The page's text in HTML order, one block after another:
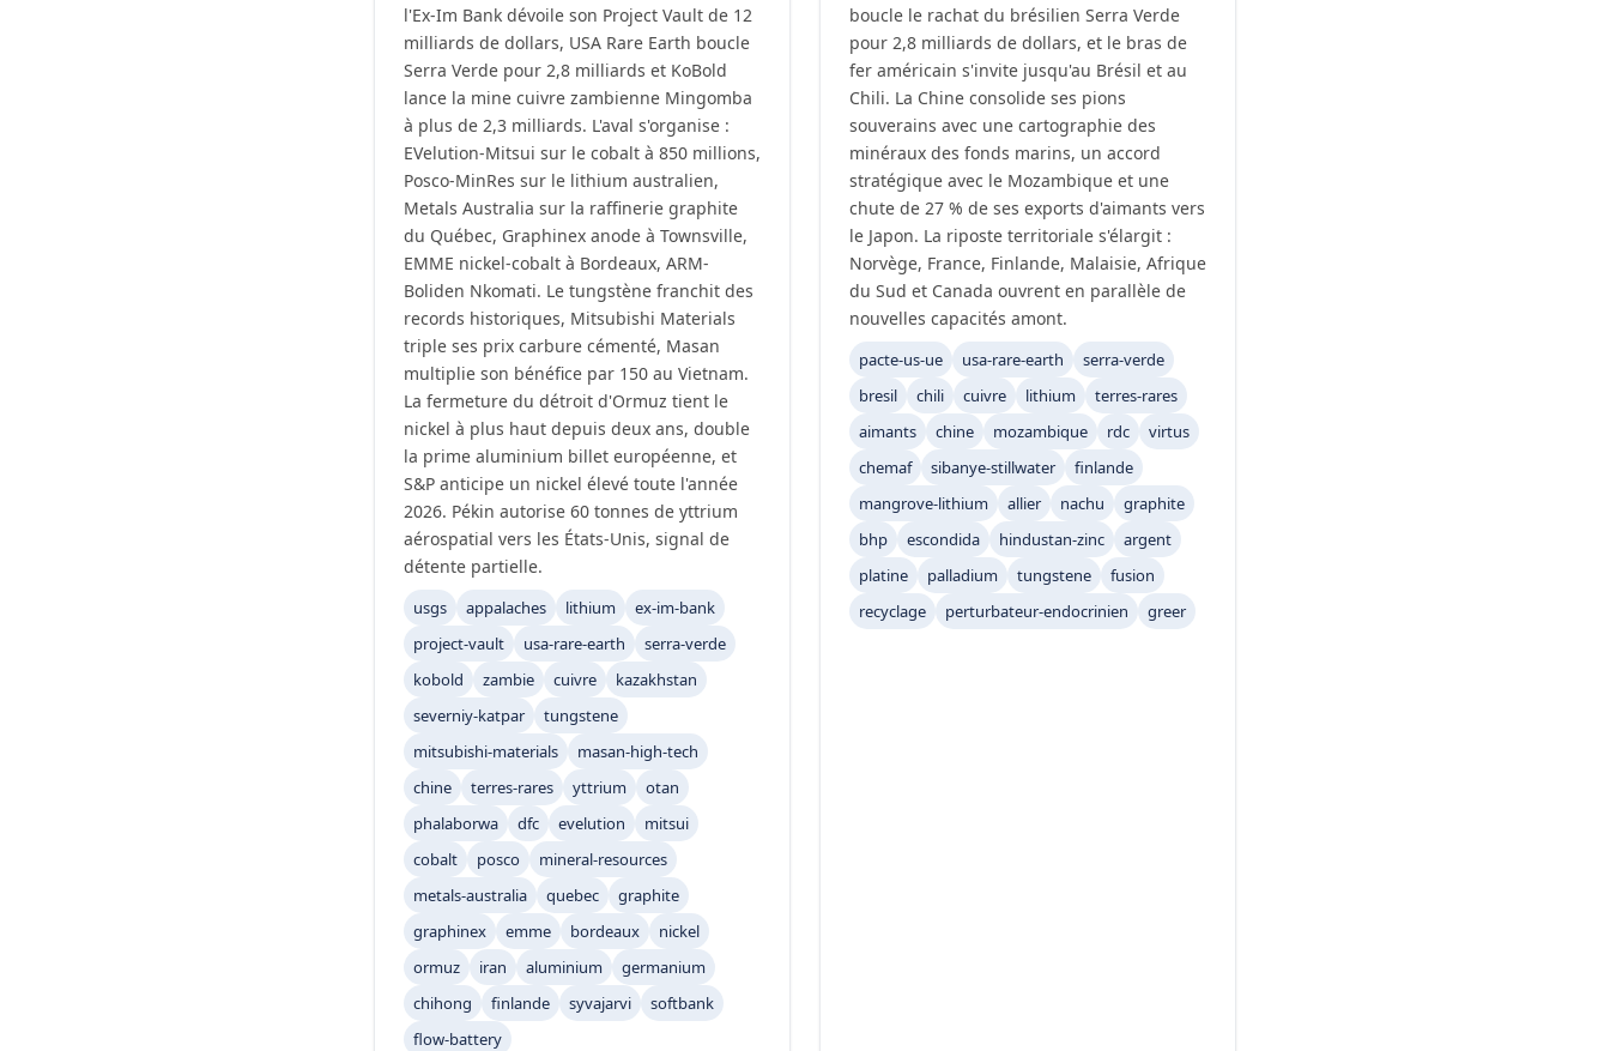
l'Ex-Im Bank dévoile son Project Vault de 12
milliards de dollars, USA Rare Earth boucle
Serra Verde pour 2,8 milliards et KoBold
lance la mine cuivre zambienne Mingomba
à plus de 2,3 milliards. L'aval s'organise :
EVelution-Mitsui sur le cobalt à 850 millions,
Posco-MinRes sur le lithium australien,
Metals Australia sur la raffinerie graphite
du Québec, Graphinex anode à Townsville,
EMME nickel-cobalt à Bordeaux, ARM-
Boliden Nkomati. Le tungstène franchit des
records historiques, Mitsubishi Materials
triple ses prix carbure cémenté, Masan
multiplie son bénéfice par 150 au Vietnam.
La fermeture du détroit d'Ormuz tient le
nickel à plus haut depuis deux ans, double
la prime aluminium billet européenne, et
S&P anticipe un nickel élevé toute l'année
2026. Pékin autorise 60 tonnes de yttrium
aérospatial vers les États-Unis, signal de
détente partielle.
usgs appalaches lithium
ex-im-bank
project-vault
usa-rare-earth
serra-verde
kobold
zambie cuivre
kazakhstan
severniy-katpar
tungstene
mitsubishi-materials
masan-high-tech
chine
terres-rares yttrium
otan
phalaborwa
dfc evelution
mitsui
cobalt
posco
mineral-resources
metals-australia
quebec
graphite
graphinex
emme bordeaux
nickel
ormuz
iran aluminium
germanium
chihong
finlande syvajarvi
softbank
flow-battery
boucle le rachat du brésilien Serra Verde
pour 2,8 milliards de dollars, et le bras de
fer américain s'invite jusqu'au Brésil et au
Chili. La Chine consolide ses pions
souverains avec une cartographie des
minéraux des fonds marins, un accord
stratégique avec le Mozambique et une
chute de 27 % de ses exports d'aimants vers
le Japon. La riposte territoriale s'élargit :
Norvège, France, Finlande, Malaisie, Afrique
du Sud et Canada ouvrent en parallèle de
nouvelles capacités amont.
pacte-us-ue usa-rare-earth
serra-verde
bresil
chili cuivre lithium
terres-rares
aimants
chine mozambique rdc
virtus
chemaf
sibanye-stillwater
finlande
mangrove-lithium
allier nachu
graphite
bhp
escondida hindustan-zinc
argent
platine
palladium tungstene
fusion
recyclage
perturbateur-endocrinien greer